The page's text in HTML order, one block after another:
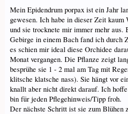
Mein Epidendrum porpax ist ein Jahr
gewesen. Ich habe in dieser Zeit kaum
und sie trocknete mir immer mehr aus.
Gebirge in einem Bach fand ich durch
es schien mir ideal diese Orchidee
Monat vergangen. Die Pflanze zeigt
besprühe sie 1 - 2 mal am Tag mit
klitsche klatsche nass). Sie hängt vor
knallt aber nicht direkt darauf. Ich
bin für jeden Pflegehinweis/Tipp froh.
Der nächste Schritt ist sie zum Blühen